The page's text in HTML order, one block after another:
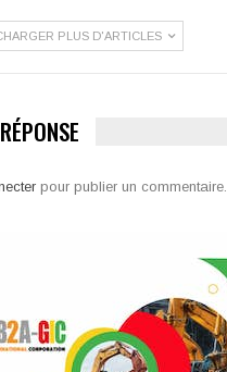
PLUS D'ARTICLES
pour publier un commentaire.